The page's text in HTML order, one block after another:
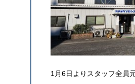
1月6日よりスタッフ全員